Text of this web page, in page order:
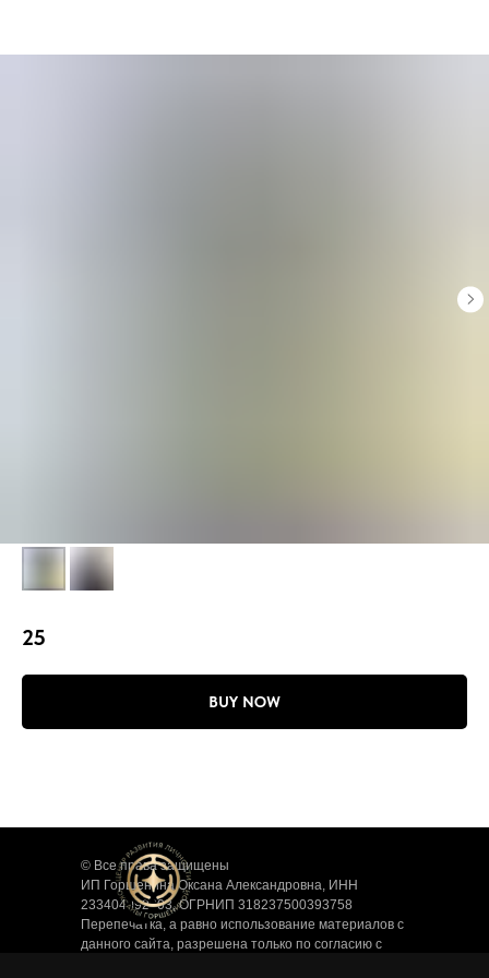
25
BUY NOW
© Все права защищены
ИП Горшенина Оксана Александровна, ИНН
233404092303, ОГРНИП 318237500393758
Перепечатка, а равно использование материалов с
данного сайта, разрешена только по согласию с